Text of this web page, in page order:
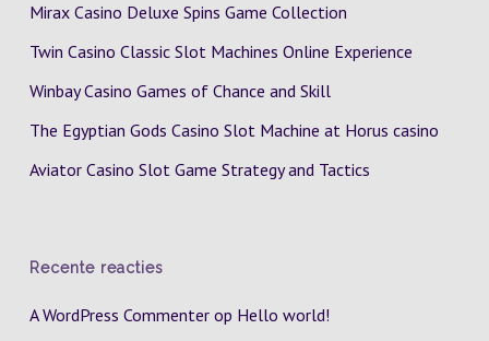
Mirax Casino Deluxe Spins Game Collection
Twin Casino Classic Slot Machines Online Experience
Winbay Casino Games of Chance and Skill
The Egyptian Gods Casino Slot Machine at Horus casino
Aviator Casino Slot Game Strategy and Tactics
Recente reacties
A WordPress Commenterop Hello world!